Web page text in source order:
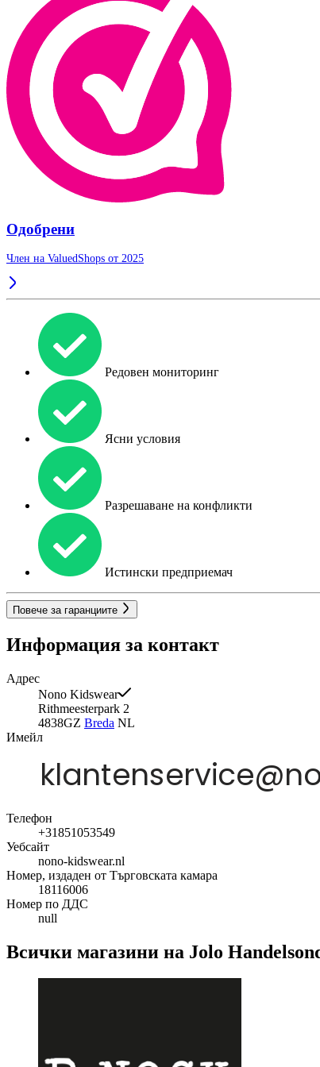
Одобрени
Член на ValuedShops от 2025
Редовен мониторинг
Ясни условия
Разрешаване на конфликти
Истински предприемач
Повече за гаранциите
Информация за контакт
Адрес
Nono Kidswear
Rithmeesterpark 2
4838GZ Breda NL
Имейл
Телефон
+31851053549
Уебсайт
nono-kidswear.nl
Номер, издаден от Търговската камара
18116006
Номер по ДДС
null
Всички магазини на Jolo